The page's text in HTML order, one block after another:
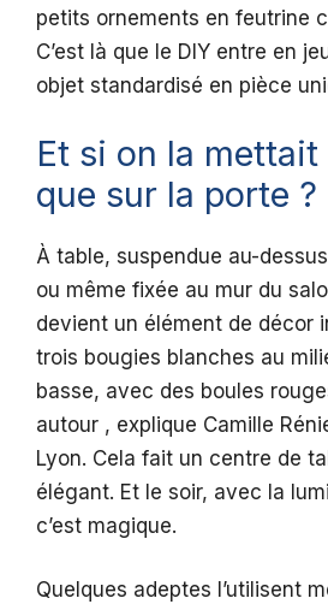
petits ornements en feutrine
C’est là que le DIY entre en
objet standardisé en pièce
Et si on la
que sur la porte ?
À table, suspendue au-
ou même fixée au mur du
devient un élément de décor
trois bougies blanches au
basse, avec des boules
autour , explique Camille
Lyon. Cela fait un centre de
élégant. Et le soir, avec la
c’est magique.
Quelques adeptes l’utilisent